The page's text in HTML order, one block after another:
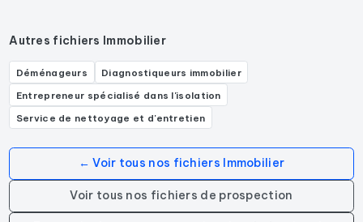
Autres fichiers Immobilier
Déménageurs
Diagnostiqueurs immobilier
Entrepreneur spécialisé dans l'isolation
Service de nettoyage et d'entretien
← Voir tous nos fichiers Immobilier
Voir tous nos fichiers de prospection